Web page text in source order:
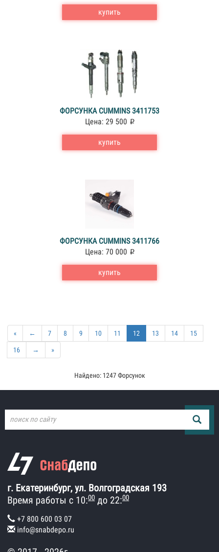
купить
ФОРСУНКА CUMMINS 3411753
Цена: 29 500
купить
ФОРСУНКА CUMMINS 3411766
Цена: 70 000
купить
« ← 7 8 9 10 11 12 13 14 15
16 → »
Найдено: 1247 Форсунок
г. Екатеринбург, ул. Волгоградская 193
Время работы с 10:00 до 22:00
+7 800 600 03 07
info@snabdepo.ru